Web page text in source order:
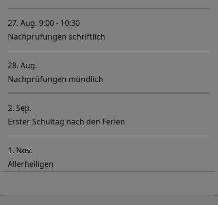
27. Aug. 9:00
10:30
Nachprüfungen schriftlich
28. Aug.
Nachprüfungen mündlich
2. Sep.
Erster Schultag nach den Ferien
1. Nov.
Allerheiligen